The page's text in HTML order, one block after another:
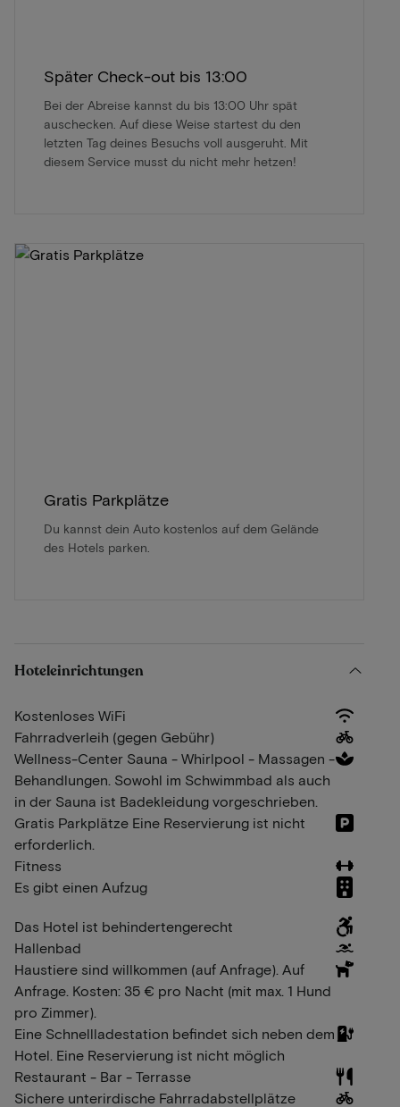
Später Check-out bis 13:00
Bei der Abreise kannst du bis 13:00 Uhr spät
auschecken. Auf diese Weise startest du den
letzten Tag deines Besuchs voll ausgeruht. Mit
diesem Service musst du nicht mehr hetzen!
Gratis Parkplätze
Du kannst dein Auto kostenlos auf dem Gelände
des Hotels parken.
Hoteleinrichtungen
Kostenloses WiFi
Fahrradverleih (gegen Gebühr)
Wellness-Center Sauna - Whirlpool - Massagen -
Behandlungen. Sowohl im Schwimmbad als auch
in der Sauna ist Badekleidung vorgeschrieben.
Gratis Parkplätze Eine Reservierung ist nicht
erforderlich.
Fitness
Es gibt einen Aufzug
Das Hotel ist behindertengerecht
Hallenbad
Haustiere sind willkommen (auf Anfrage). Auf
Anfrage. Kosten: 35 € pro Nacht (mit max. 1 Hund
pro Zimmer).
Eine Schnellladestation befindet sich neben dem
Hotel. Eine Reservierung ist nicht möglich
Restaurant - Bar - Terrasse
Sichere unterirdische Fahrradabstellplätze